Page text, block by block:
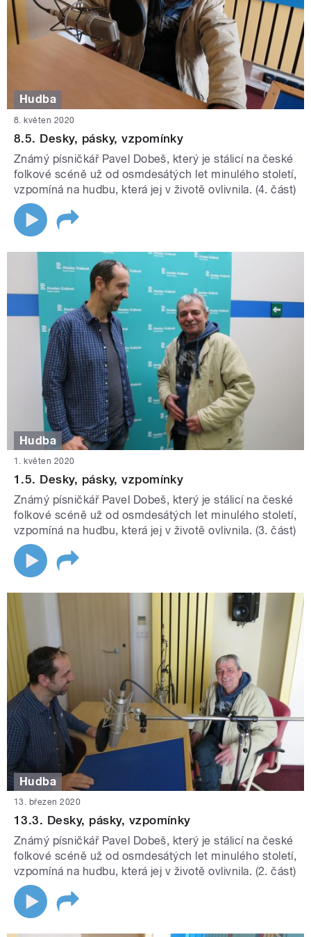
Hudba
8. květen 2020
8.5. Desky, pásky, vzpomínky
Známý písničkář Pavel Dobeš, který je stálicí na české
folkové scéně už od osmdesátých let minulého století,
vzpomíná na hudbu, která jej v životě ovlivnila. (4. část)
Hudba
1. květen 2020
1.5. Desky, pásky, vzpomínky
Známý písničkář Pavel Dobeš, který je stálicí na české
folkové scéně už od osmdesátých let minulého století,
vzpomíná na hudbu, která jej v životě ovlivnila. (3. část)
Hudba
13. březen 2020
13.3. Desky, pásky, vzpomínky
Známý písničkář Pavel Dobeš, který je stálicí na české
folkové scéně už od osmdesátých let minulého století,
vzpomíná na hudbu, která jej v životě ovlivnila. (2. část)